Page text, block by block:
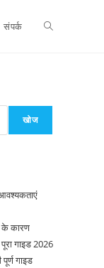
संपर्क
खोज
के कारण
पूरा गाइड 2026
गाइड